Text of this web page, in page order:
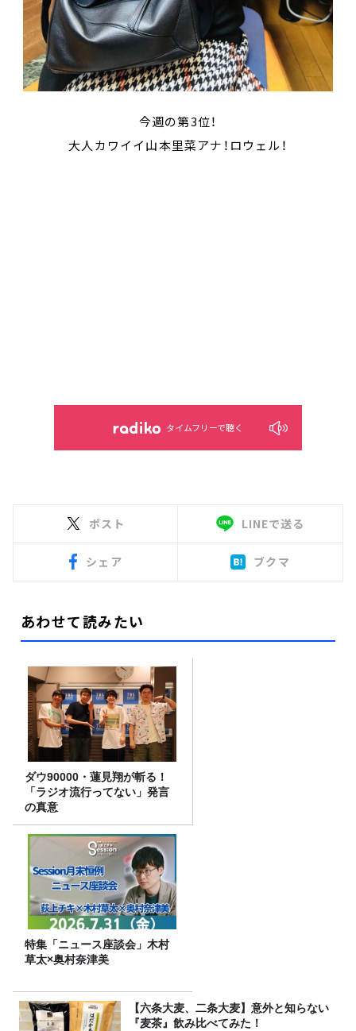
今週の第3位！
大人カワイイ山本里菜アナ！ロウェル！
タイムフリーで聴く
ポスト LINEで送る
シェア ブクマ
あわせて読みたい
ダウ90000・蓮見翔が斬る！
「ラジオ流行ってない」発言
の真意
特集「ニュース座談会」木村
草太×奥村奈津美
【六条大麦、二条大麦】意外と知らない
『麦茶』飲み比べてみた！